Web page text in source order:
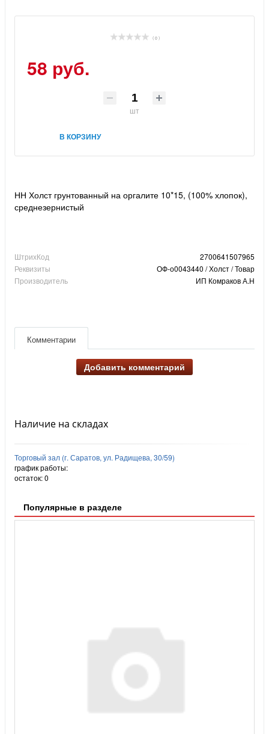
( 0 )
58 руб.
шт
В КОРЗИНУ
НН Холст грунтованный на оргалите 10*15, (100% хлопок),
среднезернистый
ШтрихКод
2700641507965
Реквизиты
ОФ-о0043440 / Холст / Товар
Производитель
ИП Комраков А.Н
Комментарии
Добавить комментарий
Наличие на складах
Торговый зал (г. Саратов, ул. Радищева, 30/59)
график работы:
остаток:0
Популярные в разделе